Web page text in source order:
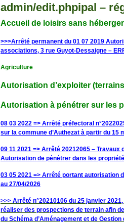
admin/edit.phpipal –
Accueil de loisirs sans
>>>Arrêté permanent du 01 07 2019
associations, 3 rue Guyot-Dessaigne –
Agriculture
Autorisation d’exploiter
Autorisation à pénétrer sur les
08 03 2022 => Arrêté préfectoral
sur la commune d’Authezat à partir du 15
09 11 2021 => Arrêté 20212065 – Travaux
Autorisation de pénétrer dans les
03 05 2021 => Arrêté portant autorisation
au 27/04/2026
>>> Arrêté n°20210106 du 25 janvier
réaliser des prospections de terrain afin
du Schéma d’Aménagement et de